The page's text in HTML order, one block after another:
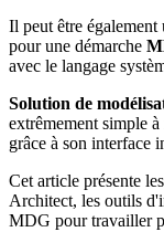
Il peut être
pour une démarche
avec le langage
Solution de
extrêmement simple
grâce à son interface
Cet article présente
Architect, les outils
MDG pour travailler